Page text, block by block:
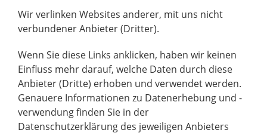
Wir verlinken Websites anderer, mit uns nicht
verbundener Anbieter (Dritter).
Wenn Sie diese Links anklicken, haben wir keinen
Einfluss mehr darauf, welche Daten durch diese
Anbieter (Dritte) erhoben und verwendet werden.
Genauere Informationen zu Datenerhebung und -
verwendung finden Sie in der
Datenschutzerklärung des jeweiligen Anbieters